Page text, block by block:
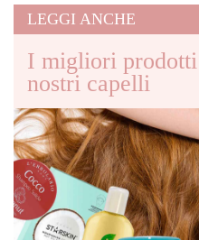
LEGGI ANCHE
I migliori
nostri capelli